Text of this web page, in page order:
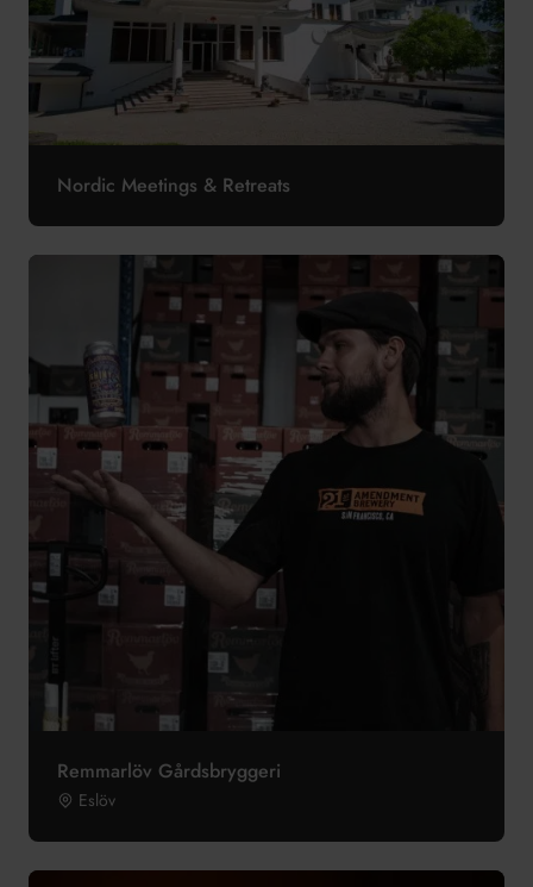
Nordic Meetings & Retreats
Remmarlöv Gårdsbryggeri
Eslöv